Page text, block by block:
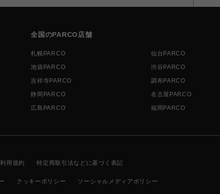
全国のPARCO店舗
札幌PARCO 仙台PARCO
池袋PARCO
渋谷PARCO
吉祥寺PARCO
調布PARCO
静岡PARCO
名古屋PARCO
広島PARCO
福岡PARCO
用規約 特定商取引法などに基づく表記
クッキーポリシー ソーシャルメディアポリシー